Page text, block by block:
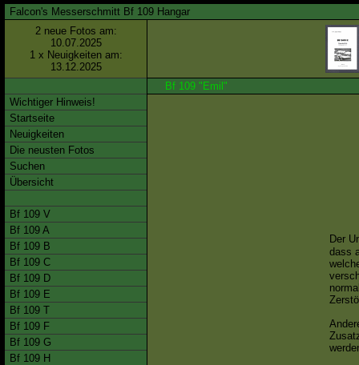
Falcon's Messerschmitt Bf 109 Hangar
2 neue Fotos am:
10.07.2025
1 x Neuigkeiten am:
13.12.2025
Wichtiger Hinweis!
Startseite
Neuigkeiten
Die neusten Fotos
Suchen
Übersicht
Bf 109 V
Bf 109 A
Bf 109 B
Bf 109 C
Bf 109 D
Bf 109 E
Bf 109 T
Bf 109 F
Bf 109 G
Bf 109 H
Bf 109 "Emil"
Der
dass